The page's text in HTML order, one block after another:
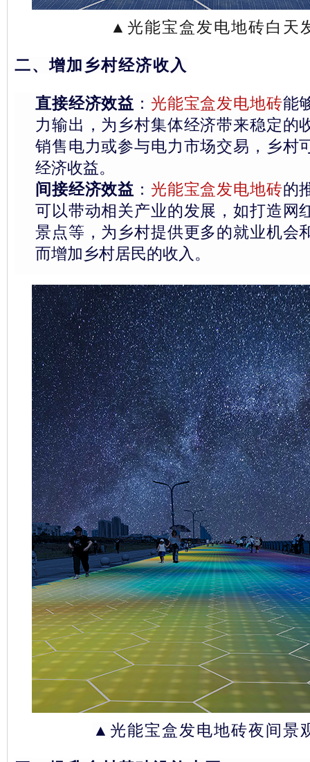
▲光能宝盒发电地砖白天
二、增加乡村经济收入
直接经济效益 ： 光能宝盒发电地砖能
力输出，为乡村集体经济带来稳定的
销售电力或参与电力市场交易，乡村
经济收益。
间接经济效益 ： 光能宝盒发电地砖的
可以带动相关产业的发展，如打造网
景点等，为乡村提供更多的就业机会
而增加乡村居民的收入。
▲ 光能宝盒发电地砖夜间景